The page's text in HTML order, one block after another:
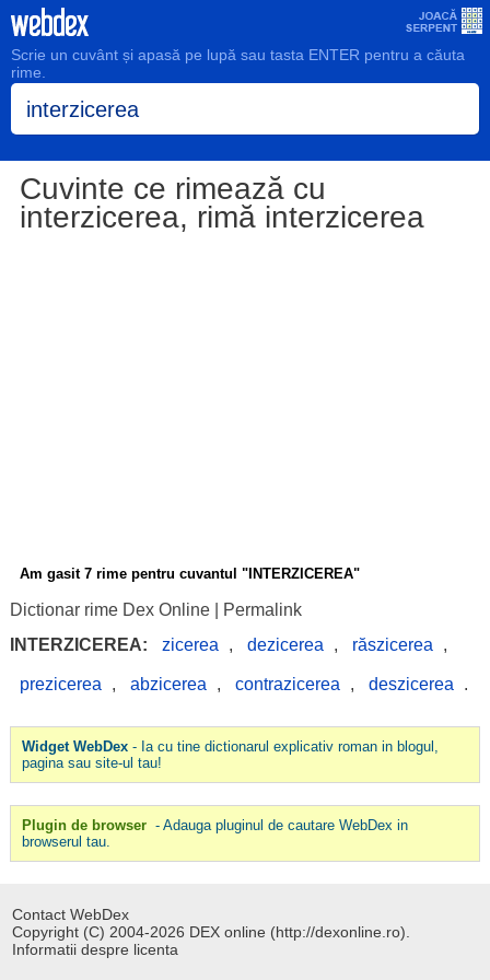
Scrie un cuvânt și apasă pe lupă sau tasta ENTER pentru a căuta
rime.
Cuvinte ce rimează cu
interzicerea, rimă interzicerea
Am gasit 7 rime pentru cuvantul "INTERZICEREA"
Dictionar rime Dex Online|
Permalink
INTERZICEREA:
zicerea , dezicerea , răszicerea ,
prezicerea , abzicerea , contrazicerea , deszicerea .
Widget WebDex- Ia cu tine dictionarul explicativ roman in blogul,
pagina sau site-ul tau!
Plugin de browser - Adauga pluginul de cautare WebDex in
browserul tau.
Contact WebDex
Copyright (C) 2004-2026 DEX online (http://dexonline.ro).
Informatii despre licenta